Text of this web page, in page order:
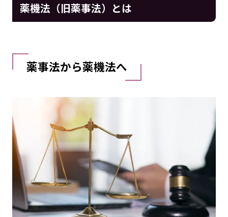
薬機法（旧薬事法）とは
薬事法から薬機法へ